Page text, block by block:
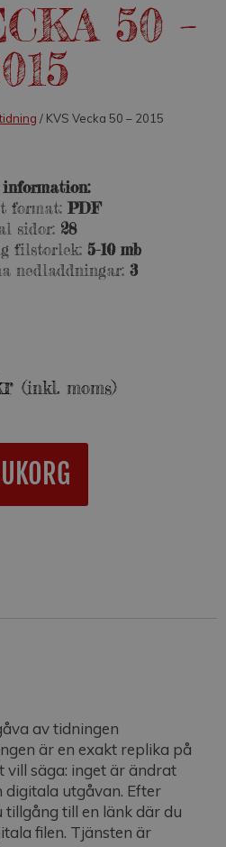
50 –
/ KVS Vecka 50 – 2015
format: PDF
sidor: 28
filstorlek: 5-10 mb
nedladdningar: 3
(inkl. moms)
i
av tidningen
är en exakt replika på
vill säga: inget är ändrat
digitala utgåvan. Efter
till en länk där du
filen. Tjänsten är